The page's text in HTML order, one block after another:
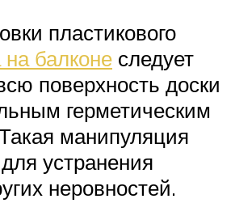
пластикового
на балконе следует
поверхность доски
герметическим
манипуляция
устранения
неровностей.